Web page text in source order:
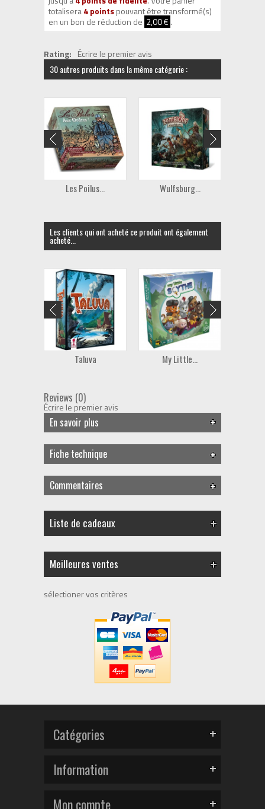
totalisera4pointspouvant être transformé(s)
en un bon de réduction de 2,00 € .
Rating: Écrire le premier avis
30 autres produits dans la même catégorie :
Les Poilus... Wulfsburg...
Les clients qui ont acheté ce produit ont également
acheté...
Taluva My Little...
Reviews (0)
Écrire le premier avis
En savoir plus
Fiche technique
Commentaires
Liste de cadeaux
Meilleures ventes
sélectioner vos critères
Catégories
Information
Mon compte